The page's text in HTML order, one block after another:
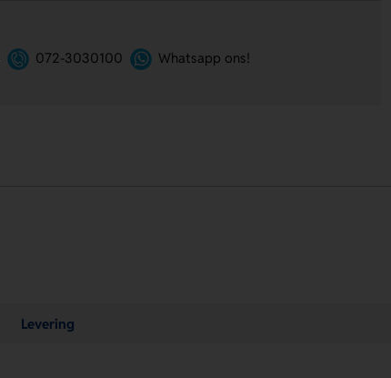
072-3030100 Whatsapp ons!
Levering